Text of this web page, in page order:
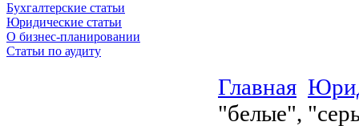
Бухгалтерские статьи
Юридические статьи
О бизнес-планировании
Статьи по аудиту
Главная
"белые",